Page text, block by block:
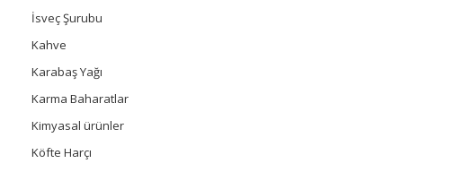
İsveç Şurubu
Kahve
Karabaş Yağı
Karma Baharatlar
Kimyasal ürünler
Köfte Harçı